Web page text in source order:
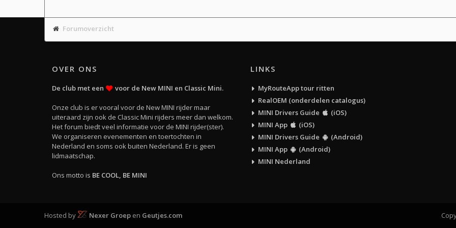
Forumoverzicht
OVER ONS
De club met een voor de New MINI en Classic Mini.
Onze club is er vooral voor de New MINI rijder maar
uiteraard zijn ook de Classic Mini rijders meer dan welkom.
Het forum biedt veel informatie voor de MINI rijder(ster).
We organiseren evenementen en toertochten in
Nederland en soms ook buiten Nederland. Er is geen
lidmaatschap.
Ons motto is BE COOL, BE MINI
LINKS
MyRouteApp tour ritten
RealOEM (onderdelen catalogus)
MINI Drivers Guide
(iOS)
MINI App
(iOS)
MINI Drivers Guide
(Android)
MINI App
(Android)
MINI Nederland
Hosted by Nexer Groep en Geutjes.com